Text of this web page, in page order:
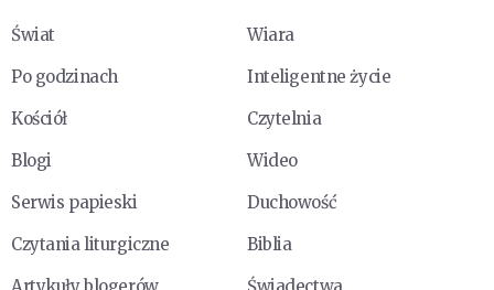
Świat
Wiara
Po godzinach
Inteligentne życie
Kościół
Czytelnia
Blogi
Wideo
Serwis papieski
Duchowość
Czytania liturgiczne
Biblia
Artykuły blogerów
Świadectwa